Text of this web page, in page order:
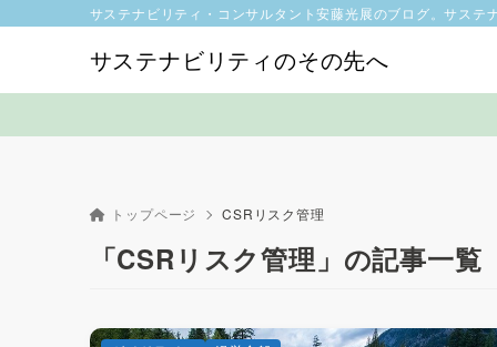
サステナビリティのその先へ
サステナビリティ・コンサルタント安藤光展のブログ。サス
トップページ CSRリスク管理
「CSRリスク管理」の記事一覧